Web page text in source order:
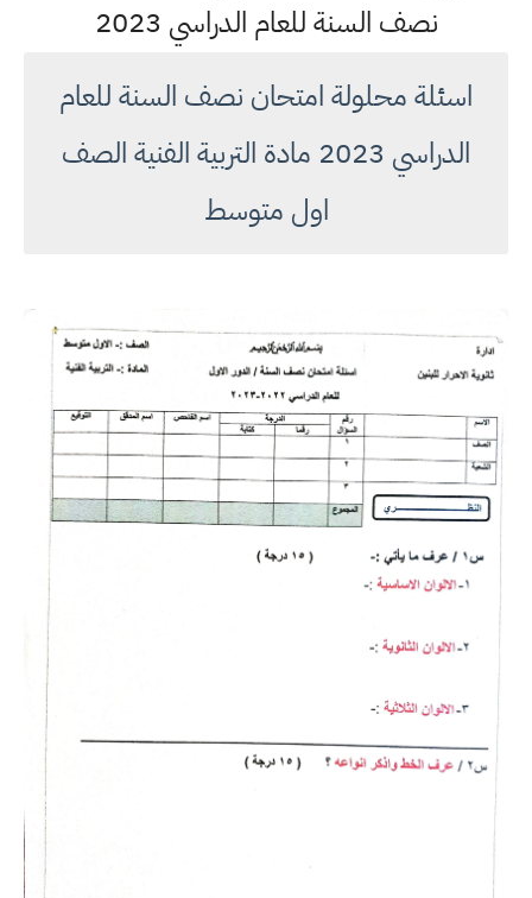
نصف السنة للعام الدراسي 2023
اسئلة محلولة امتحان نصف السنة للعام
الدراسي 2023 مادة التربية الفنية الصف
اول متوسط